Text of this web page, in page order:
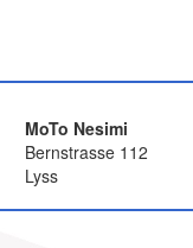
MoTo Nesimi
Bernstrasse 112
Lyss